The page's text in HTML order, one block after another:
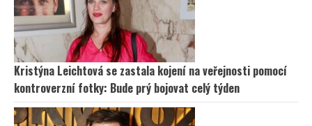
Kristýna Leichtová se zastala kojení na veřejnosti pomocí
kontroverzní fotky: Bude prý bojovat celý týden